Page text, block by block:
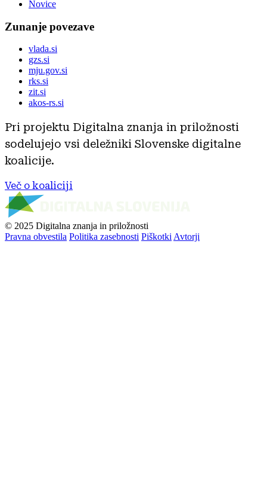
Novice
Zunanje povezave
vlada.si
gzs.si
mju.gov.si
rks.si
zit.si
akos-rs.si
Pri projektu Digitalna znanja in priložnosti
sodelujejo vsi deležniki Slovenske digitalne
koalicije.
Več o koaliciji
© 2025 Digitalna znanja in priložnosti
Pravna obvestila Politika zasebnosti Piškotki Avtorji